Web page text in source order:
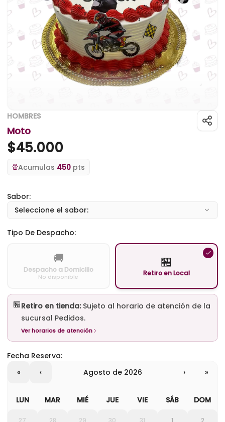
HOMBRES
Moto
$45.000
Acumulas 450 pts
Sabor:
Seleccione el sabor:
Tipo De Despacho:
🚚
Despacho a Domicilio
No disponible
🏪
Retiro en Local
🏪Retiro en tienda:Sujeto al horario de atención de la
sucursal Pedidos.
Ver horarios de atención
Fecha Reserva:
«
‹ agosto de 2026 › »
LUN MAR MIÉ JUE VIE SÁB DOM
27 28 29 30 31 1 2